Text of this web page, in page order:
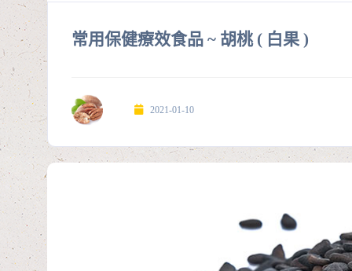
常用保健療效食品 ~ 胡桃 ( 白果 )
2021-01-10